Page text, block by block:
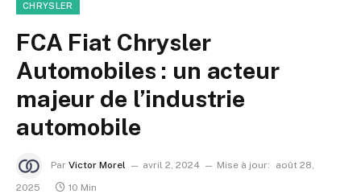
CHRYSLER
FCA Fiat Chrysler
Automobiles : un acteur
majeur de l’industrie
automobile
Par Victor Morel avril 2, 2024 Mise à jour:
août 28,
2025
10 Min